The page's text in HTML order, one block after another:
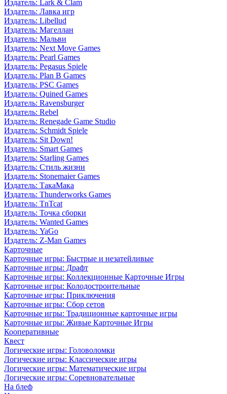
Издатель: Lark & Clam
Издатель: Лавка игр
Издатель: Libellud
Издатель: Магеллан
Издатель: Мальви
Издатель: Next Move Games
Издатель: Pearl Games
Издатель: Pegasus Spiele
Издатель: Plan B Games
Издатель: PSC Games
Издатель: Quined Games
Издатель: Ravensburger
Издатель: Rebel
Издатель: Renegade Game Studio
Издатель: Schmidt Spiele
Издатель: Sit Down!
Издатель: Smart Games
Издатель: Starling Games
Издатель: Стиль жизни
Издатель: Stonemaier Games
Издатель: ТакаМака
Издатель: Thunderworks Games
Издатель: TnTcat
Издатель: Точка сборки
Издатель: Wanted Games
Издатель: YaGo
Издатель: Z-Man Games
Карточные
Карточные игры: Быстрые и незатейливые
Карточные игры: Драфт
Карточные игры: Коллекционные Карточные Игры
Карточные игры: Колодостроительные
Карточные игры: Приключения
Карточные игры: Сбор сетов
Карточные игры: Традиционные карточные игры
Карточные игры: Живые Карточные Игры
Кооперативные
Квест
Логические игры: Головоломки
Логические игры: Классические игры
Логические игры: Математические игры
Логические игры: Соревновательные
На блеф